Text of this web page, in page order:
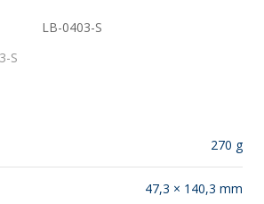
270 g
47,3 × 140,3 mm